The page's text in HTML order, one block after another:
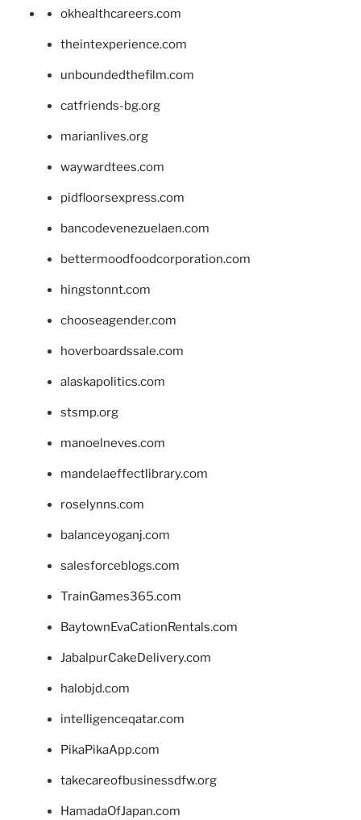
okhealthcareers.com
theintexperience.com
unboundedthefilm.com
catfriends-bg.org
marianlives.org
waywardtees.com
pidfloorsexpress.com
bancodevenezuelaen.com
bettermoodfoodcorporation.com
hingstonnt.com
chooseagender.com
hoverboardssale.com
alaskapolitics.com
stsmp.org
manoelneves.com
mandelaeffectlibrary.com
roselynns.com
balanceyoganj.com
salesforceblogs.com
TrainGames365.com
BaytownEvaCationRentals.com
JabalpurCakeDelivery.com
halobjd.com
intelligenceqatar.com
PikaPikaApp.com
takecareofbusinessdfw.org
HamadaOfJapan.com